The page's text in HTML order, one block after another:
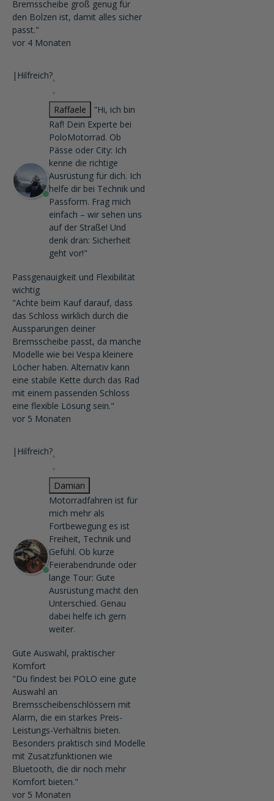
Bremsscheibe groß genug für
den Bolzen ist, damit alles sicher
passt."
vor 4 Monaten
| Hilfreich?
Raffaele
"Hi, ich bin
Raf! Dein Experte bei
PoloMotorrad. Ob
Pässe oder City: Ich
kenne die richtige
Ausrüstung für dich. Ich
helfe dir bei Technik und
Passform. Frag mich
einfach – wir sehen uns
auf der Straße! Und
denk dran: Sicherheit
geht vor!"
Passgenauigkeit und Flexibilität
wichtig
"Achte beim Kauf darauf, dass
das Schloss wirklich durch die
Aussparungen deiner
Bremsscheibe passt, da manche
Modelle wie bei Vespa kleinere
Löcher haben. Alternativ kann
eine stabile Kette durch das Rad
mit einem passenden Schloss
eine flexible Lösung sein."
vor 5 Monaten
| Hilfreich?
Damian
Motorradfahren ist für
mich mehr als
Fortbewegung es ist
Freiheit, Technik und
Gefühl. Ob kurze
Feierabendrunde oder
lange Tour: Gute
Ausrüstung macht den
Unterschied. Genau
dabei helfe ich gern
weiter.
Gute Auswahl, praktischer
Komfort
"Du findest bei POLO eine gute
Auswahl an
Bremsscheibenschlössern mit
Alarm, die ein starkes Preis-
Leistungs-Verhältnis bieten.
Besonders praktisch sind Modelle
mit Zusatzfunktionen wie
Bluetooth, die dir noch mehr
Komfort bieten."
vor 5 Monaten